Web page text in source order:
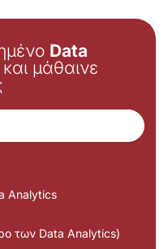
Data
και μάθαινε
Analytics
των Data Analytics)